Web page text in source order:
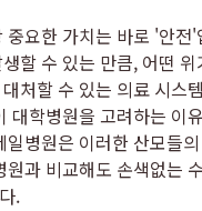
중요한 가치는 바로 '안전'
할 수 있는 만큼, 어떤
처할 수 있는 의료 시스
대학병원을 고려하는 이
일병원은 이러한 산모들
과 비교해도 손색없는
.